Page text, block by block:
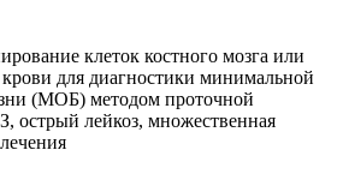
клеток костного мозга или
для диагностики минимальной
(МОБ) методом проточной
острый лейкоз, множественная